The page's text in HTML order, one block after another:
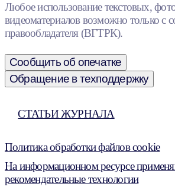
Любое использование текстовых,
видеоматериалов возможно только с
правообладателя (ВГТРК).
Сообщить об опечатке
Обращение в техподдержку
СТАТЬИ ЖУРНАЛА
Политика обработки файлов cookie
На информационном ресурсе
рекомендательные технологии